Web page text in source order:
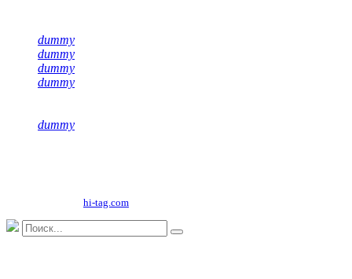
dummy
dummy
dummy
dummy
dummy
hi-tag.com